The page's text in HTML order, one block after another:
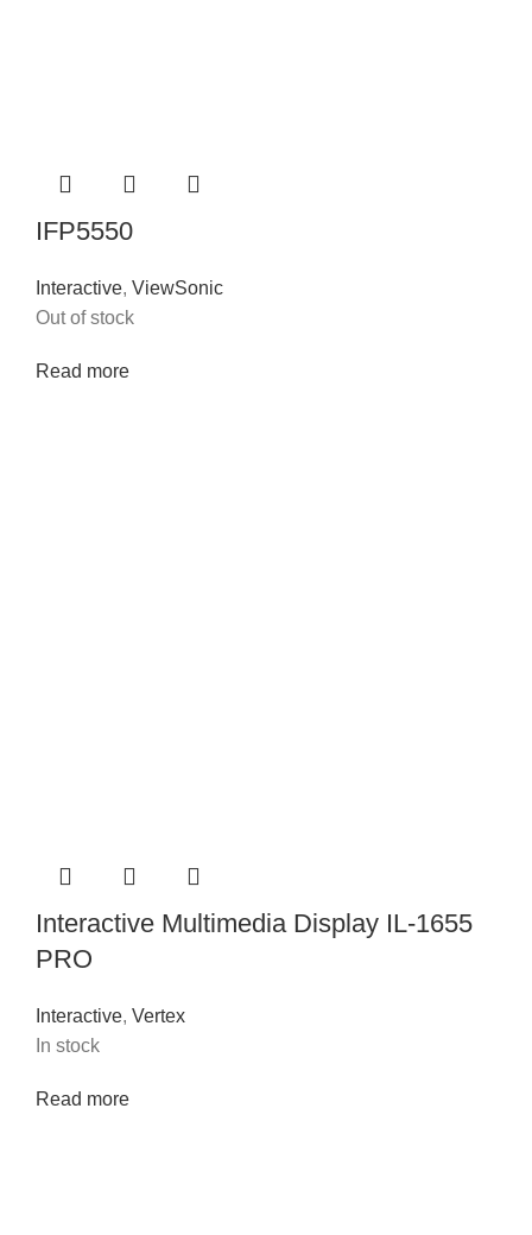
IFP5550
Interactive, ViewSonic
Out of stock
Read more
Interactive Multimedia Display IL-1655
PRO
Interactive, Vertex
In stock
Read more